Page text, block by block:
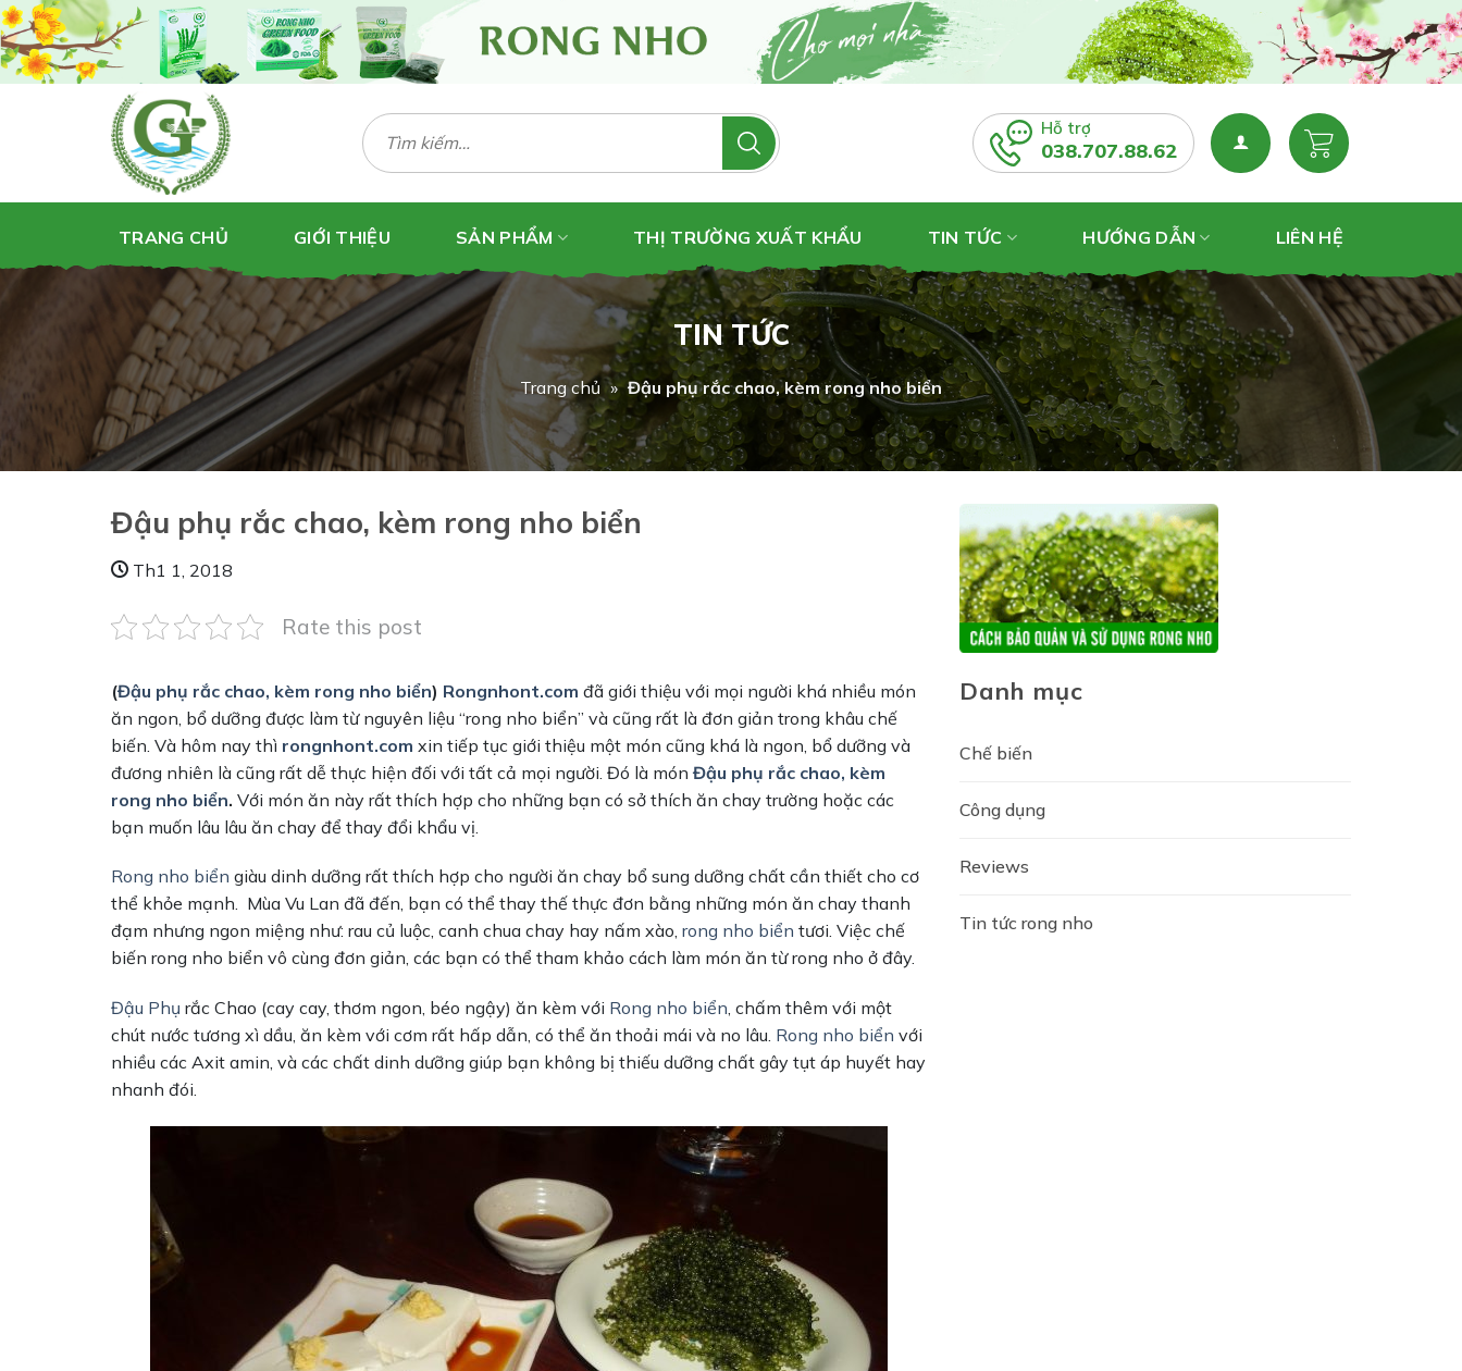
Bỏ
qua
nội
Tìm
kiếm:
Hỗ trợ
038.707.88.62
TRANG CHỦ GIỚI THIỆU SẢN PHẨM THỊ TRƯỜNG XUẤT KHẨU TIN TỨC HƯỚNG DẪN LIÊN HỆ
TIN TỨC
Trang chủ » Đậu phụ rắc chao, kèm rong nho biển
Đậu phụ rắc chao, kèm rong nho biển
Th1 1, 2018
Rate this post
(Đậu phụ rắc chao, kèm rong nho biển) Rongnhont.com đã giới thiệu với mọi người khá nhiều món
ăn ngon, bổ dưỡng được làm từ nguyên liệu “rong nho biển” và cũng rất là đơn giản trong khâu chế
biến. Và hôm nay thì rongnhont.com xin tiếp tục giới thiệu một món cũng khá là ngon, bổ dưỡng và
đương nhiên là cũng rất dễ thực hiện đối với tất cả mọi người. Đó là món Đậu phụ rắc chao, kèm
rong nho biển. Với món ăn này rất thích hợp cho những bạn có sở thích ăn chay trường hoặc các
bạn muốn lâu lâu ăn chay để thay đổi khẩu vị.
Rong nho biển giàu dinh dưỡng rất thích hợp cho người ăn chay bổ sung dưỡng chất cần thiết cho cơ
thể khỏe mạnh. Mùa Vu Lan đã đến, bạn có thể thay thế thực đơn bằng những món ăn chay thanh
đạm nhưng ngon miệng như: rau củ luộc, canh chua chay hay nấm xào, rong nho biển tươi. Việc chế
biến rong nho biển vô cùng đơn giản, các bạn có thể tham khảo cách làm món ăn từ rong nho ở đây.
Đậu Phụ rắc Chao (cay cay, thơm ngon, béo ngậy) ăn kèm với Rong nho biển, chấm thêm với một
chút nước tương xì dầu, ăn kèm với cơm rất hấp dẫn, có thể ăn thoải mái và no lâu. Rong nho biển với
nhiều các Axit amin, và các chất dinh dưỡng giúp bạn không bị thiếu dưỡng chất gây tụt áp huyết hay
nhanh đói.
Danh mục
Chế biến
Công dụng
Reviews
Tin tức rong nho